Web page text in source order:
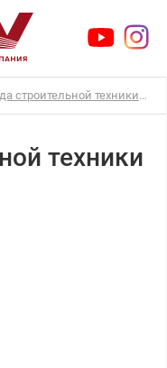
строительной техники от ск ТАВ
техники